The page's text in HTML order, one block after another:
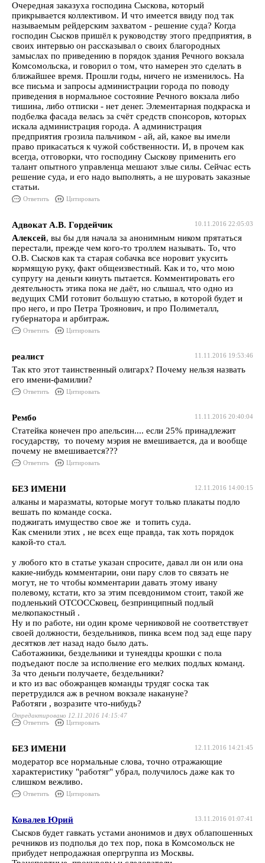
Очередная заказуха господина Сыскова, который
прикрывается коллективом. И что имеется ввиду под так
называемым рейдерским захватом - решение суда? Когда
господин Сысков пришёл к руководству этого предприятия, в
своих интервью он рассказывал о своих благородных
замыслах по приведению в порядок здания Речного вокзала
Комсомольска, и говорил о том, что намерен это сделать в
ближайшее время. Прошли годы, ничего не изменилось. На
все письма и запросы администрации города по поводу
приведения в нормальное состояние Речного вокзала либо
тишина, либо отписки - нет денег. Элементарная подкраска и
подбелка фасада велась за счёт средств спонсоров, которых
искала администрация города. А администрация
предприятия грозила пальчиком - ай, ай, какое вы имели
право прикасаться к чужой собственности. И, в прочем как
всегда, отговорки, что господину Сыскову применить его
талант опытного управленца мешают злые силы. Сейчас есть
решение суда, и его надо выполнять, а не шуровать заказные
статьи.
Ответить Цитировать
10.11.2016 22:05:03
Адвокат А.В. Гордейчик
Алексей, вы бы для начала за анонимным ником прятаться
перестали, прежде чем кого-то троллем называть. То, что
О.В. Сысков как та старая собачка все норовит укусить
кормящую руку, факт общеизвестный. Как и то, что мою
супругу на деньги кинуть пытается. Комментировать его
деятельность этика пока не даёт, но слышал, что одно из
ведущих СМИ готовит большую статью, в которой будет и
про него, и про Петра Троянович, и про Полиметалл,
губернатора и арбитраж.
Ответить Цитировать
11.11.2016 19:53:46
реалист
Так кто этот таинственный олигарх? Почему нельзя назвать
его имени-фамилии?
Ответить Цитировать
11.11.2016 20:40:04
Рембо
Статейка конечен про апельсин.... если 25% принадлежит
государству, то почему мэрия не вмешивается, да и вообще
почему не вмешивается???
Ответить Цитировать
12.11.2016 14:00:15
БЕЗ ИМЕНИ
алканы и маразматы, которые могут только плакаты подло
вешать по команде соска.
поджигать имущество свое же и топить суда.
Как сменили этих , не всех еще правда, так хоть порядок
какой-то стал.
у любого кто в статье указан спросите, давал ли он или она
какие-нибудь комментарии, они пару слов то связать не
могут, не то чтобы комментарии давать этому ивану
полевому, кстати, кто за этим псевдонимом стоит, такой же
подленький ОТСОССковец, безпринципный подлый
мелкопакостный .
Ну и по работе, ни один кроме черниковой не соответствует
своей должности, бездельников, пинка всем под зад еще пару
десятков лет назад надо было дать.
Саботажники, бездельники и тунеядцы крошки с пола
подъедают после за исполнение его мелких подлых команд.
За что деньги получаете, бездельники?
и кто из вас обожранцев команды трудяг соска так
перетрудился аж в речном вокзале накануне?
Работяги , возразите что-нибудь?
Отредактировано 12.11.2016 14:15:47
Ответить
Цитировать
12.11.2016 14:21:45
БЕЗ ИМЕНИ
модератор все нормальные слова, точно отражающие
характеристику "работяг" убрал, получилось даже как то
слишком вежливо.
Ответить Цитировать
13.11.2016 01:07:41
Ковалев Юрий
Сысков будет гавкать устами анонимов и двух облапошенных
речников из подполья до тех пор, пока в Комсомольск не
прибудет непродажная опергруппа из Москвы.